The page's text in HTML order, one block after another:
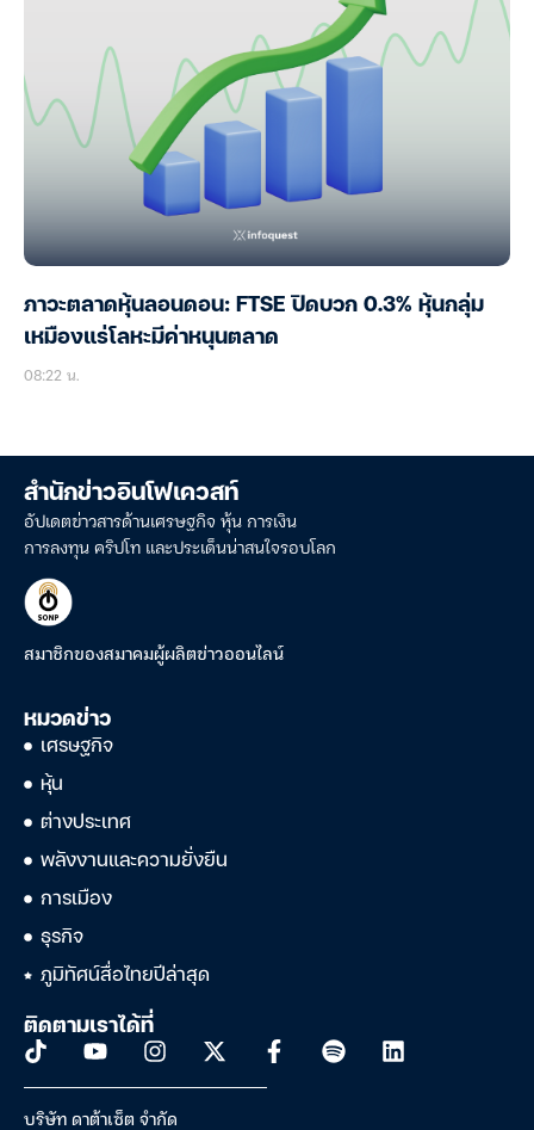
ภาวะตลาดหุ้นลอนดอน: FTSE ปิดบวก 0.3% หุ้นกลุ่ม
เหมืองแร่โลหะมีค่าหนุนตลาด
08:22 น.
สำนักข่าวอินโฟเควสท์
อัปเดตข่าวสารด้านเศรษฐกิจ หุ้น การเงิน
การลงทุน คริปโท และประเด็นน่าสนใจรอบโลก
สมาชิกของสมาคมผู้ผลิตข่าวออนไลน์
หมวดข่าว
เศรษฐกิจ
หุ้น
ต่างประเทศ
พลังงานและความยั่งยืน
การเมือง
ธุรกิจ
ภูมิทัศน์สื่อไทยปีล่าสุด
ติดตามเราได้ที่
บริษัท ดาต้าเซ็ต จำกัด